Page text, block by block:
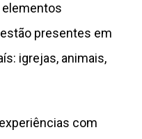
elementos
presentes em
igrejas, animais,
com